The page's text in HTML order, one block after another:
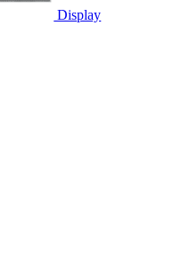
Display